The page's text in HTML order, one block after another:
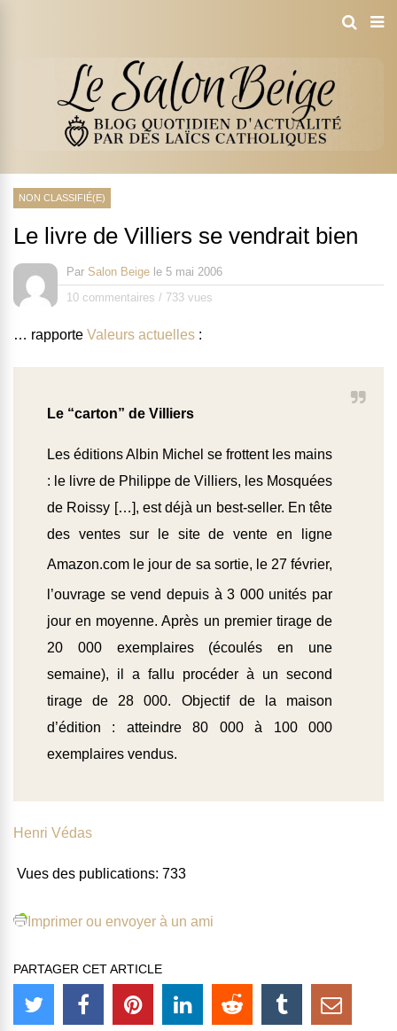
NON CLASSIFIÉ(E)
Le livre de Villiers se vendrait bien
Par Salon Beige le 5 mai 2006
10 commentaires / 733 vues
… rapporte Valeurs actuelles :
Le “carton” de Villiers
Les éditions Albin Michel se frottent les mains
: le livre de Philippe de Villiers, les Mosquées
de Roissy […], est déjà un best-seller. En tête
des ventes sur le site de vente en ligne
Amazon.com le jour de sa sortie, le 27 février,
l’ouvrage se vend depuis à 3 000 unités par
jour en moyenne. Après un premier tirage de
20 000 exemplaires (écoulés en une
semaine), il a fallu procéder à un second
tirage de 28 000. Objectif de la maison
d’édition : atteindre 80 000 à 100 000
exemplaires vendus.
Henri Védas
Vues des publications: 733
Imprimer ou envoyer à un ami
PARTAGER CET ARTICLE